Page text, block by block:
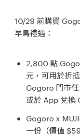
10/29 前購買
早鳥禮遇：
2,800 點
元，可用於折
Gogoro 門市任
或於 App 兌換
Gogoro x
一份（價值